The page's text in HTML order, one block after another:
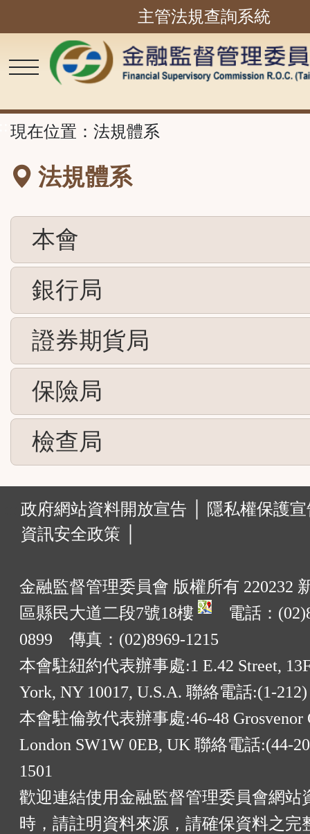
內
容
主管法規查詢系統
現在位置： 法規體系
法規體系
本會
銀行局
證券期貨局
保險局
檢查局
政府網站資料開放宣告 │
隱私權保護
資訊安全政策 │
金融監督管理委員會 版權所有 220232
區縣民大道二段7號18樓
電話：
0899 傳真：(02)8969-1215
本會駐紐約代表辦事處:1 E.42 Street,
York, NY 10017, U.S.A. 聯絡電話:(1-212)
本會駐倫敦代表辦事處:46-48 Grosvenor
London SW1W 0EB, UK 聯絡電話:(44-
1501
歡迎連結使用金融監督管理委員會網站
時，請註明資料來源，請確保資料之完